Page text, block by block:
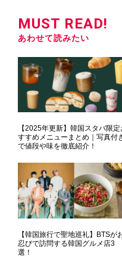
MUST READ!
あわせて読みたい
【2025年更新】韓国スタバ限定
すすめメニューまとめ｜写真付
で値段や味を徹底紹介！
【韓国旅行で聖地巡礼】BTSが
忍びで訪問する韓国グルメ店3
選！